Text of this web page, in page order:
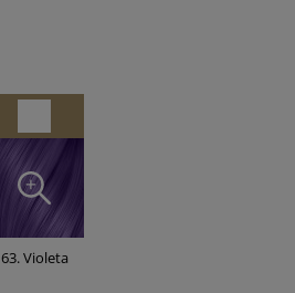
63. Violeta